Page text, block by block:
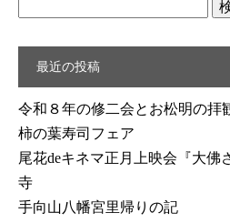
最近の投稿
令和８年の修二会とお松明の拝
柿の葉寿司フェア
尾花deキネマ正月上映会『大佛
寺
手向山八幡宮里帰りの記